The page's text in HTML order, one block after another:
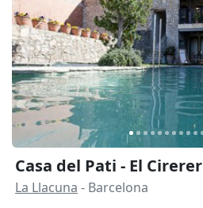
Anterior
Casa del Pati - El Cirerer
La Llacuna - Barcelona